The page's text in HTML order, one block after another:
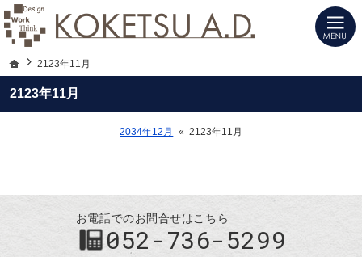
2123年11月
建築士と建てる高性能デザイン注文住宅（愛知・名古屋）の新築は当社へお任せく
注文住宅（愛知・名古屋）の設計施工ならKOKETSU A.D.にお任せ
2034年12月 « 2123年11月
ホーム
2123年11月
お電話でのお問合せはこちら
052-736-5299